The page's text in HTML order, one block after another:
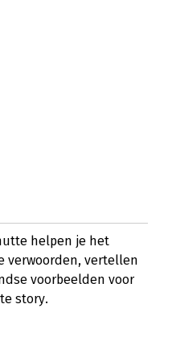
helpen je het
verwoorden, vertellen
voorbeelden voor
story.